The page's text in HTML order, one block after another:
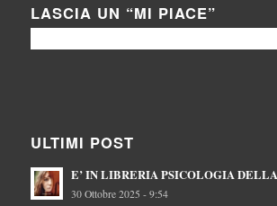
LASCIA UN “MI PIACE”
ULTIMI POST
E’ IN LIBRERIA PSICOLOGIA
30 Ottobre 2025 - 9:54